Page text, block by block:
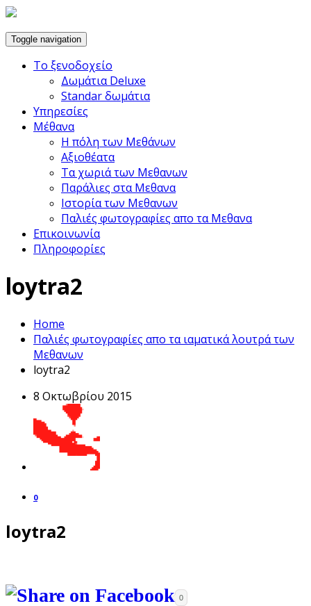
Toggle navigation
Το ξενοδοχείο
Δωμάτια Deluxe
Standar δωμάτια
Υπηρεσίες
Μέθανα
Η πόλη των Μεθάνων
Αξιοθέατα
Τα χωριά των Μεθανων
Παράλιες στα Μεθανα
Ιστορία των Μεθανων
Παλιές φωτογραφίες απο τα Μεθανα
Επικοινωνία
Πληροφορίες
loytra2
Home
Παλιές φωτογραφίες απο τα ιαματικά λουτρά των
Μεθανων
loytra2
8 Οκτωβρίου 2015
0
loytra2
0